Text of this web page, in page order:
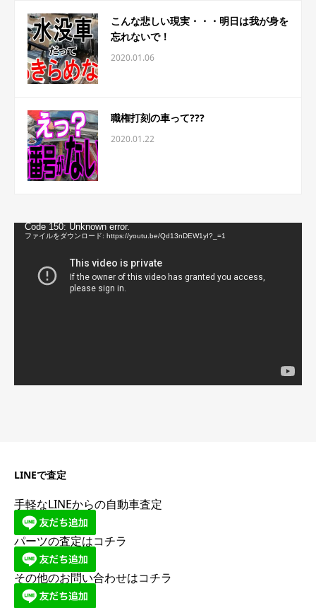
こんな悲しい現実・・・明日は我が身を
忘れないで！
2020.01.06
職権打刻の車って???
2020.01.22
動Code 150: Unknown error.
ファイルをダウンロード: https://youtu.be/Qd13nDEW1yI?_=1
LINEで査定
手軽なLINEからの自動車査定
パーツの査定はコチラ
その他のお問い合わせはコチラ